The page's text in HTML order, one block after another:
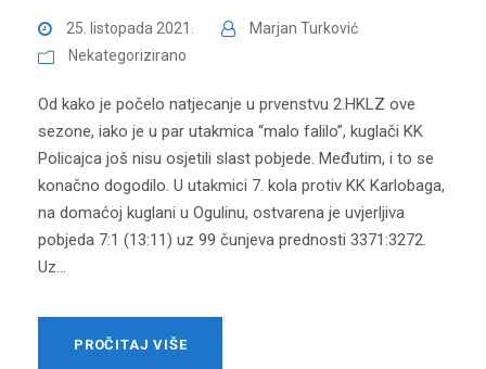
25. listopada 2021.
Marjan Turković
Nekategorizirano
Od kako je počelo natjecanje u prvenstvu 2.HKLZ ove
sezone, iako je u par utakmica “malo falilo”, kuglači KK
Policajca još nisu osjetili slast pobjede. Međutim, i to se
konačno dogodilo. U utakmici 7. kola protiv KK Karlobaga,
na domaćoj kuglani u Ogulinu, ostvarena je uvjerljiva
pobjeda 7:1 (13:11) uz 99 čunjeva prednosti 3371:3272.
Uz...
PROČITAJ VIŠE